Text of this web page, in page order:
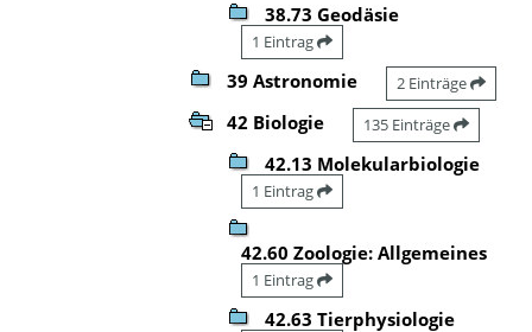
38.73 Geodäsie
1 Eintrag
39 Astronomie 2 Einträge
42 Biologie 135 Einträge
42.13 Molekularbiologie
1 Eintrag
42.60 Zoologie: Allgemeines
1 Eintrag
42.63 Tierphysiologie